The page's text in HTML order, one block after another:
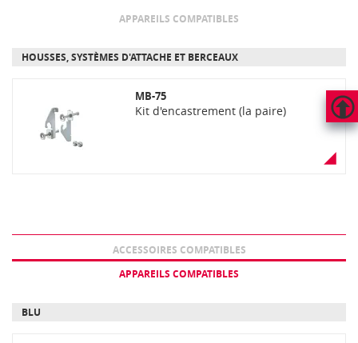
HAUT
PAGE
APPAREILS COMPATIBLES
HOUSSES, SYSTÈMES D'ATTACHE ET BERCEAUX
MB-75
Kit d'encastrement (la paire)
ACCESSOIRES COMPATIBLES
APPAREILS COMPATIBLES
BLU